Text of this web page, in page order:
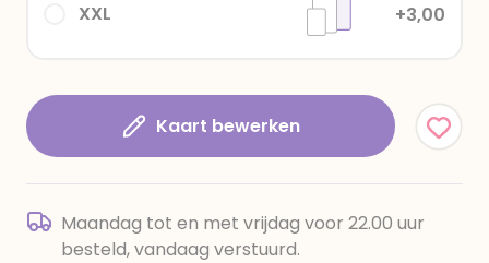
XXL +3,00
Kaart bewerken
Maandag tot en met vrijdag voor 22.00 uur
besteld, vandaag verstuurd.